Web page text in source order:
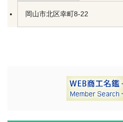
岡山市北区幸町8-22